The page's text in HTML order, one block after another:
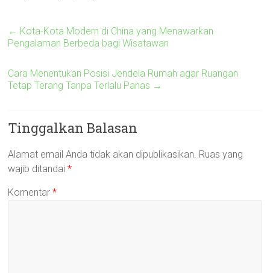
← Kota-Kota Modern di China yang Menawarkan
Pengalaman Berbeda bagi Wisatawan
Cara Menentukan Posisi Jendela Rumah agar Ruangan
Tetap Terang Tanpa Terlalu Panas →
Tinggalkan Balasan
Alamat email Anda tidak akan dipublikasikan. Ruas yang
wajib ditandai*
Komentar*